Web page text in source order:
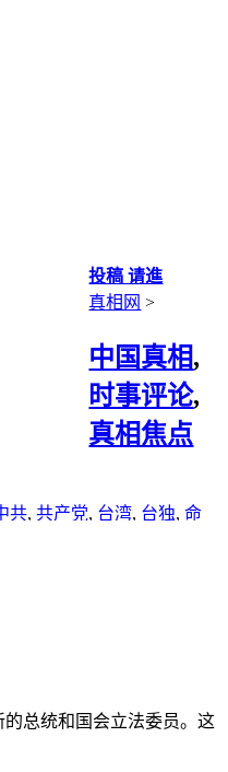
投稿 请進
真相网 >
中国真相,
时事评论,
真相焦点
共, 共产党, 台湾, 台独, 命
的总统和国会立法委员。这